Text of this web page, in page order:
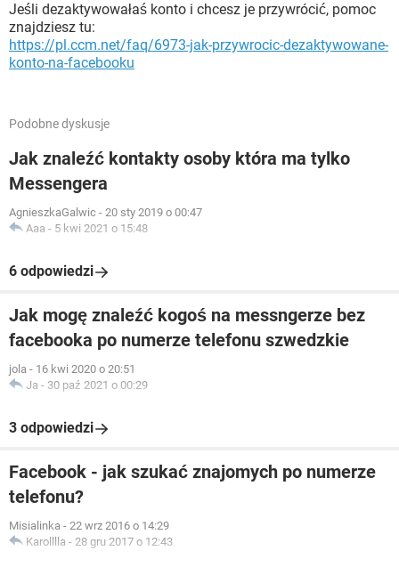
Jeśli dezaktywowałaś konto i chcesz je przywrócić, pomoc
znajdziesz tu:
https://pl.ccm.net/faq/6973-jak-przywrocic-dezaktywowane-
konto-na-facebooku
Podobne dyskusje
Jak znaleźć kontakty osoby która ma tylko
Messengera
AgnieszkaGalwic - 20 sty 2019 o 00:47
Aaa - 5 kwi 2021 o 15:48
6 odpowiedzi
Jak mogę znaleźć kogoś na messngerze bez
facebooka po numerze telefonu szwedzkie
jola - 16 kwi 2020 o 20:51
Ja - 30 paź 2021 o 00:29
3 odpowiedzi
Facebook - jak szukać znajomych po numerze
telefonu?
Misialinka - 22 wrz 2016 o 14:29
Karolllla - 28 gru 2017 o 12:43